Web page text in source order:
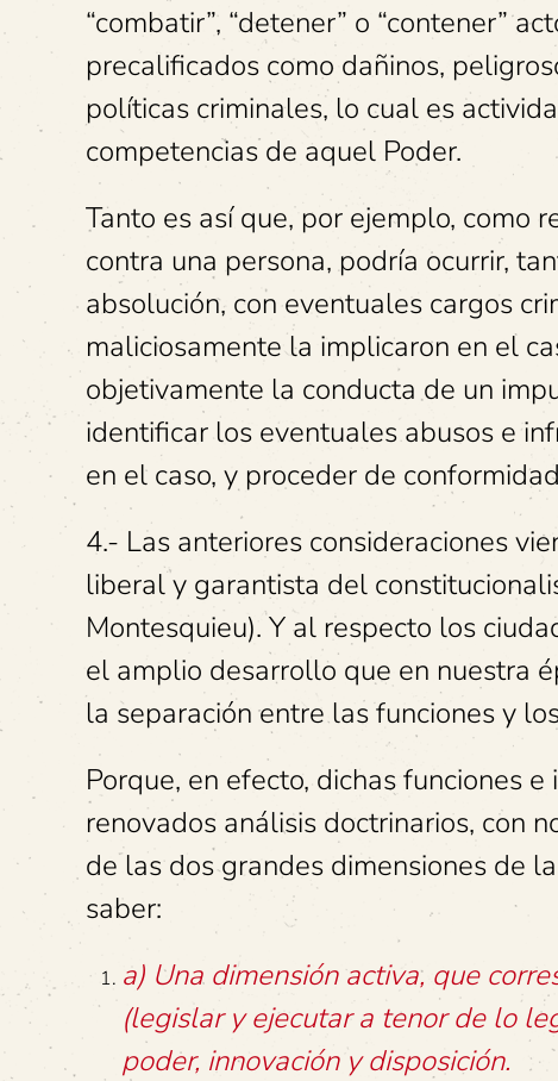
“combatir”, “detener” o “contener”
precalificados como dañinos,
políticas criminales, lo cual es
competencias de aquel Poder.
Tanto es así que, por ejemplo, como
contra una persona, podría ocurrir,
absolución, con eventuales cargos
maliciosamente la implicaron en el
objetivamente la conducta de un
identificar los eventuales abusos e
en el caso, y proceder de
4.- Las anteriores consideraciones
liberal y garantista del
Montesquieu). Y al respecto los
el amplio desarrollo que en nuestra
la separación entre las funciones y
Porque, en efecto, dichas funciones
renovados análisis doctrinarios, con
de las dos grandes dimensiones de
saber:
a) Una dimensión activa, que
(legislar y ejecutar a tenor de lo
poder, innovación y disposición.